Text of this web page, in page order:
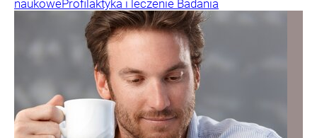
naukoweProfilaktyka i leczenie Badania